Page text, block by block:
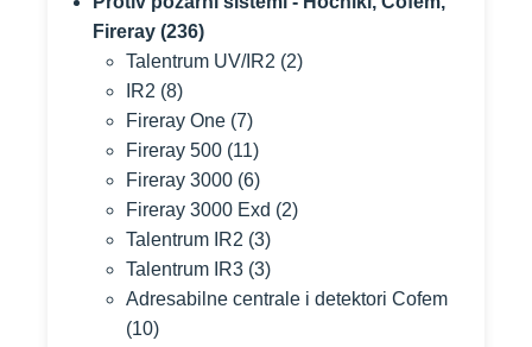
Fireray (236)
Talentrum UV/IR2 (2)
IR2 (8)
Fireray One (7)
Fireray 500 (11)
Fireray 3000 (6)
Fireray 3000 Exd (2)
Talentrum IR2 (3)
Talentrum IR3 (3)
Adresabilne centrale i detektori Cofem
(10)